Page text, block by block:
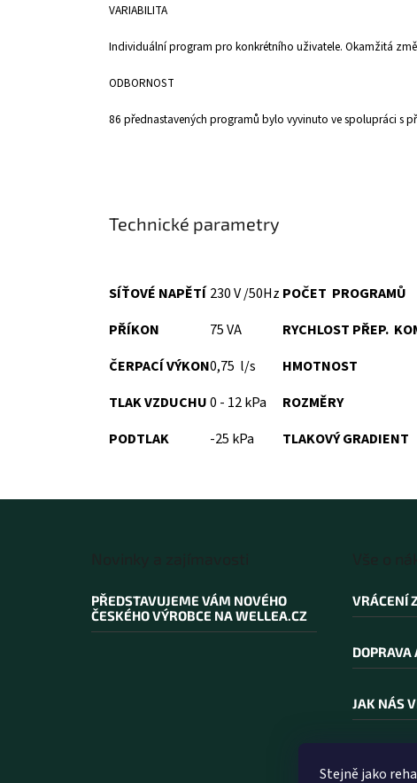
Stejně jako
VARIABILITA
Individuální program pro konkrétního uživatele. Okamžitá
ODBORNOST
86 přednastavených programů bylo vyvinuto ve spolupráci s
Technické parametry
SÍŤOVÉ NAPĚTÍ 230 V /50Hz POČET PROGRAMŮ
PŘÍKON
75 VA RYCHLOST PŘEP.
ČERPACÍ VÝKON0,75 l/s HMOTNOST
TLAK VZDUCHU0 - 12 kPa ROZMĚRY
PODTLAK
-25 kPa TLAKOVÝ GRADIENT
PŘEDSTAVUJEME VÁM NOVÉHO
ČESKÉHO VÝROBCE NA WELLEA.CZ
VRÁCENÍ
DOPRAVA
JAK NÁS